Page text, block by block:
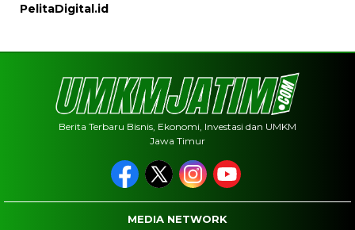
PelitaDigital.id
Berita Terbaru Bisnis, Ekonomi, Investasi dan UMKM
Jawa Timur
MEDIA NETWORK